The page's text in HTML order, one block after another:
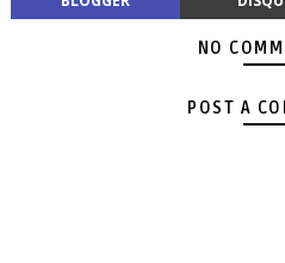
NO
POST A